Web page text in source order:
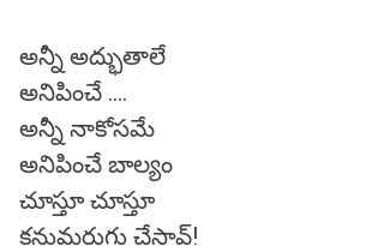
అన్నీ అద్భుతాలే
అనిపించే ....
అన్నీ నాకోసమే
అనిపించే బాల్యం
చూస్తూ చూస్తూ
కనుమరుగు చేసావ్!